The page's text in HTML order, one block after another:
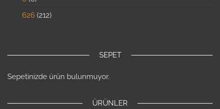
626 212
SEPET
Sepetinizde ürün bulunmuyor.
ÜRÜNLER